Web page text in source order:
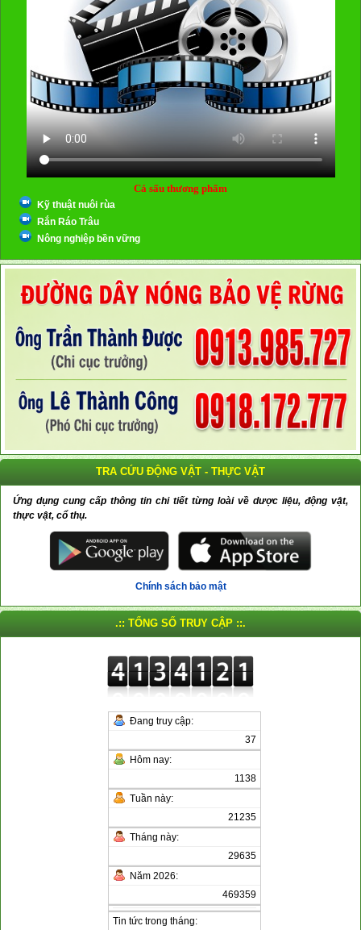
Cá sấu thương phẩm
Kỹ thuật nuôi rùa
Rắn Ráo Trâu
Nông nghiệp bền vững
TRA CỨU ĐỘNG VẬT - THỰC VẬT
Ứng dụng cung cấp thông tin chi tiết từng loài về dược liệu, động vật,
thực vật, cổ thụ.
Chính sách bảo mật
.:: TỔNG SỐ TRUY CẬP ::.
Đang truy cập:
37
Hôm nay:
1138
Tuần này:
21235
Tháng này:
29635
Năm 2026:
469359
Tin tức trong tháng: